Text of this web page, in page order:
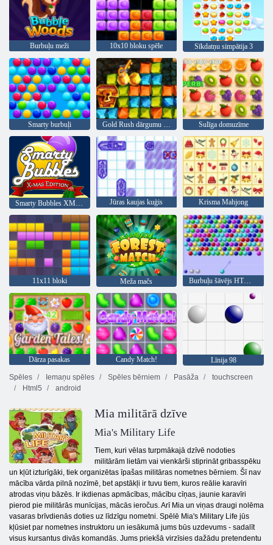
Burbuļu meži 10x10 bloku spēle Sīkdatņu simpātija 3
Smarty burbuļi Gold Rush dārgumu medības Sulīga domuzīme
Jūras kaujas kuģis Krisma Mahjong
11x11 bloki Meža mačs Burbuļu šāvējs HTML5
Dārza pasakas Candy Match!
Līnija 98
Spēles
Iemaņu spēles Spēles bērniem Pasāža
touchscreen
Html5
android
Mia militārā dzīve
Mia's Military Life
Tiem, kuri vēlas turpmākajā dzīvē nodoties
militārām lietām vai vienkārši stiprināt gribasspēku
un kļūt izturīgāki, tiek organizētas īpašas militāras nometnes bērniem. Šī nav
mācība vārda pilnā nozīmē, bet apstākļi ir tuvu tiem, kuros reālie karavīri
atrodas viņu bāzēs. Ir ikdienas apmācības, mācību cīņas, jaunie karavīri
pierod pie militārās munīcijas, mācās ieročus. Arī Mia un viņas draugi nolēma
vasaras brīvdienās doties uz līdzīgu nometni. Spēlē Mia's Military Life jūs
kļūsiet par nometnes instruktoru un iesākumā jums būs uzdevums - sadalīt
visus kursantus divās komandās. Jums priekšā virzīsies dažādu pretendentu